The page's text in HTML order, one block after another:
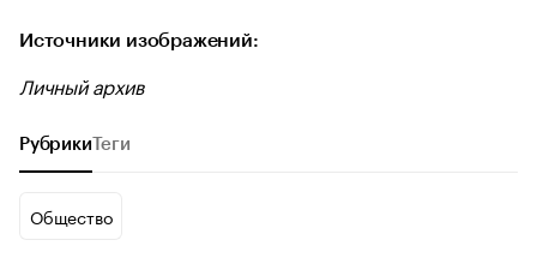
Источники изображений:
Личный архив
Рубрики Теги
Общество